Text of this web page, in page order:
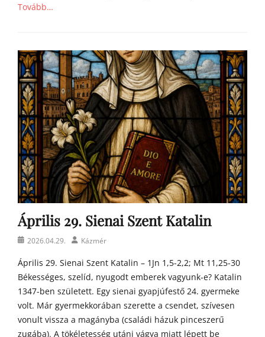
Tovább…
g
o
s
o
n
a
y
a
h
o
m
i
á
i
Április 29. Sienai Szent Katalin
Posted2026.04.29. AuthorKázmér
Április 29. Sienai Szent Katalin – 1Jn 1,5-2,2; Mt 11,25-30
Békességes, szelíd, nyugodt emberek vagyunk-e? Katalin
1347-ben született. Egy sienai gyapjúfestő 24. gyermeke
volt. Már gyermekkorában szerette a csendet, szívesen
vonult vissza a magányba (családi házuk pinceszerű
zugába). A tökéletesség utáni vágya miatt lépett be